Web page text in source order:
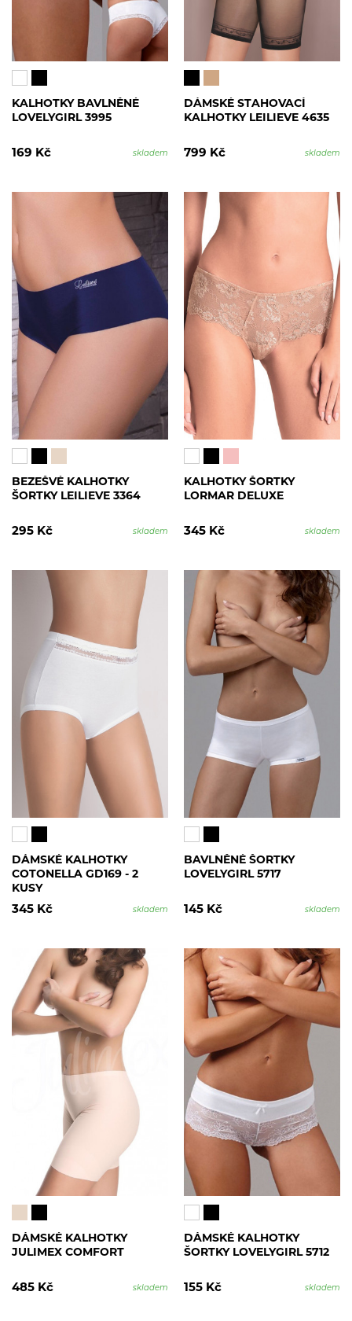
KALHOTKY BAVLNĚNÉ
LOVELYGIRL 3995
169 Kč skladem
DÁMSKÉ STAHOVACÍ
KALHOTKY LEILIEVE 4635
799 Kč skladem
BEZEŠVÉ KALHOTKY
ŠORTKY LEILIEVE 3364
295 Kč skladem
KALHOTKY ŠORTKY
LORMAR DELUXE
345 Kč skladem
DÁMSKÉ KALHOTKY
COTONELLA GD169 - 2
KUSY
345 Kč
skladem
BAVLNĚNÉ ŠORTKY
LOVELYGIRL 5717
145 Kč skladem
DÁMSKÉ KALHOTKY
JULIMEX COMFORT
485 Kč skladem
DÁMSKÉ KALHOTKY
ŠORTKY LOVELYGIRL 5712
155 Kč skladem